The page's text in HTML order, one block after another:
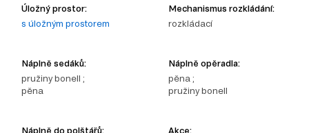
Úložný prostor:
s úložným prostorem
Mechanismus rozkládání:
rozkládací
Náplně sedáků:
pružiny bonell ;
pěna
Náplně opěradla:
pěna ;
pružiny bonell
Náplně do polštářů: Akce: